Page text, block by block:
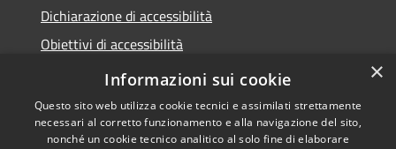
Dichiarazione di accessibilità
Obiettivi di accessibilità
Piano di miglioramento
×
Informazioni sui cookie
Questo sito web utilizza cookie tecnici e assimilati strettamente
necessari al corretto funzionamento e alla navigazione del sito,
nonché un cookie tecnico analitico al solo fine di elaborare